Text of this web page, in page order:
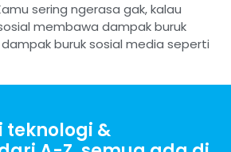
sering ngerasa gak, kalau
membawa dampak buruk
buruk sosial media seperti
teknologi &